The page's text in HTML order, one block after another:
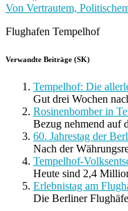
Von Vertrautem,
Flughafen Tempelhof
Verwandte Beiträge (SK)
Tempelhof: Die
Gut drei Wochen
Rosinenbomber in
Bezug nehmend auf
60. Jahrestag der
Nach der
Tempelhof-
Heute sind 2,4
Erlebnistag am
Die Berliner